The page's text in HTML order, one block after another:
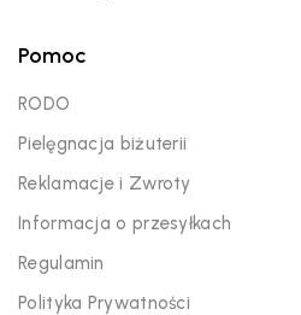
Pomoc
RODO
Pielęgnacja biżuterii
Reklamacje i Zwroty
Informacja o przesyłkach
Regulamin
Polityka Prywatności